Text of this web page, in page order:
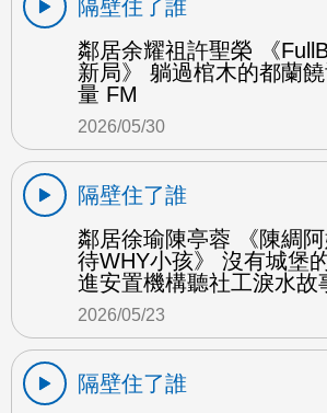
隔壁住了誰
鄰居余耀祖許聖榮 《
新局》 躺過棺木的都蘭
量 FM
2026/05/30
隔壁住了誰
鄰居徐瑜陳亭蓉 《陳綢
待WHY小孩》 沒有城堡
進安置機構聽社工淚水故
2026/05/23
隔壁住了誰